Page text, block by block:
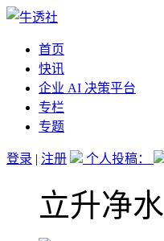
首页
快讯
企业 AI 决策平台
专栏
专题
登录 | 注册 个人投稿：
立升净水